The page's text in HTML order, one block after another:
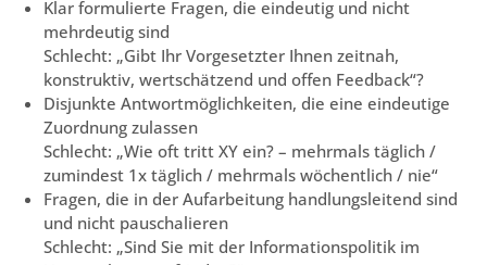
Klar formulierte Fragen, die eindeutig und nicht
mehrdeutig sind
Schlecht: „Gibt Ihr Vorgesetzter Ihnen zeitnah,
konstruktiv, wertschätzend und offen Feedback“?
Disjunkte Antwortmöglichkeiten, die eine eindeutige
Zuordnung zulassen
Schlecht: „Wie oft tritt XY ein? – mehrmals täglich /
zumindest 1x täglich / mehrmals wöchentlich / nie“
Fragen, die in der Aufarbeitung handlungsleitend sind
und nicht pauschalieren
Schlecht: „Sind Sie mit der Informationspolitik im